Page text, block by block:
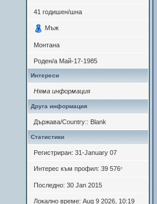
41 годишен/шна
Мъж
Монтана
Роден/а Май-17-1985
Интереси
Няма информация
Друга информация
Държава/Country:: Blank
Статистики
Регистриран: 31-January 07
Интерес към профил: 39 576*
Последно: 30 Jan 2015
Локално време: Aug 9 2026, 10:19